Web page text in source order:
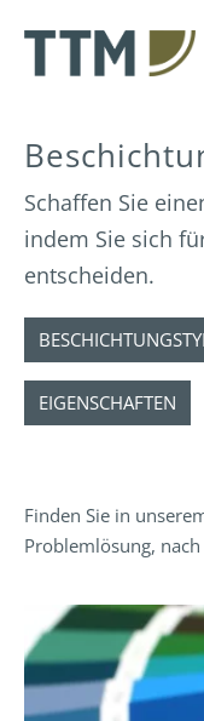
Schaffen Sie
indem Sie sich
entscheiden.
EIGENSCHAFTEN
Finden Sie in
Problemlösung, nach